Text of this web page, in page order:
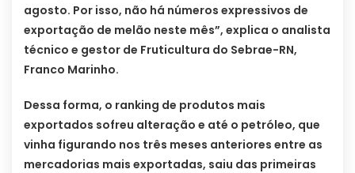
agosto. Por isso, não há números expressivos de
exportação de melão neste mês”, explica o analista
técnico e gestor de Fruticultura do Sebrae-RN,
Franco Marinho.
Dessa forma, o ranking de produtos mais
exportados sofreu alteração e até o petróleo, que
vinha figurando nos três meses anteriores entre as
mercadorias mais exportadas, saiu das primeiras